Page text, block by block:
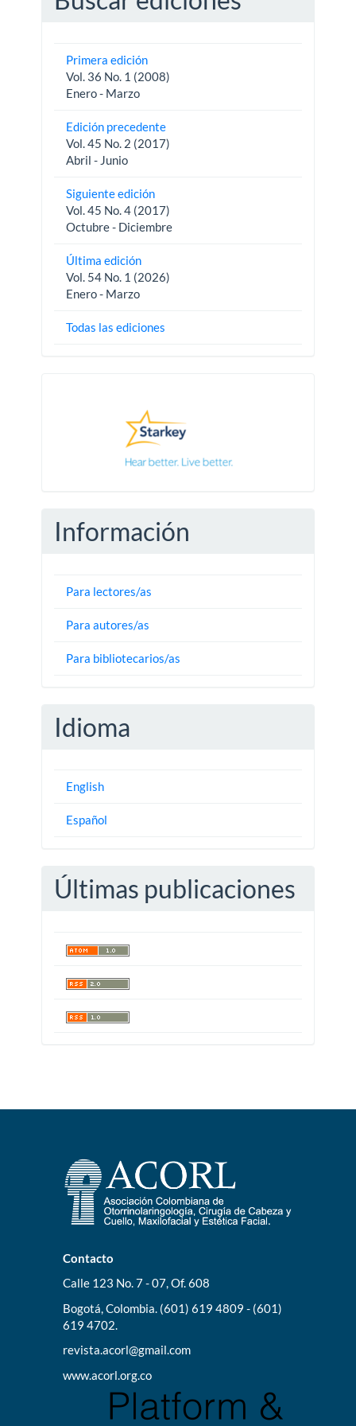
Primera edición
Vol. 36 No. 1 (2008)
Enero - Marzo
Edición precedente
Vol. 45 No. 2 (2017)
Abril - Junio
Siguiente edición
Vol. 45 No. 4 (2017)
Octubre - Diciembre
Última edición
Vol. 54 No. 1 (2026)
Enero - Marzo
Todas las ediciones
Información
Para lectores/as
Para autores/as
Para bibliotecarios/as
Idioma
English
Español
Últimas publicaciones
Contacto
Calle 123 No. 7 - 07, Of. 608
Bogotá, Colombia. (601) 619 4809 - (601)
619 4702.
revista.acorl@gmail.com
www.acorl.org.co